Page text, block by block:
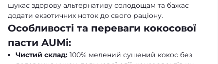
шукає здорову альтернативу солодощам та бажає
додати екзотичних ноток до свого раціону.
Особливості та переваги кокосової
пасти AUMi:
Чистий склад: 100% мелений сушений кокос без